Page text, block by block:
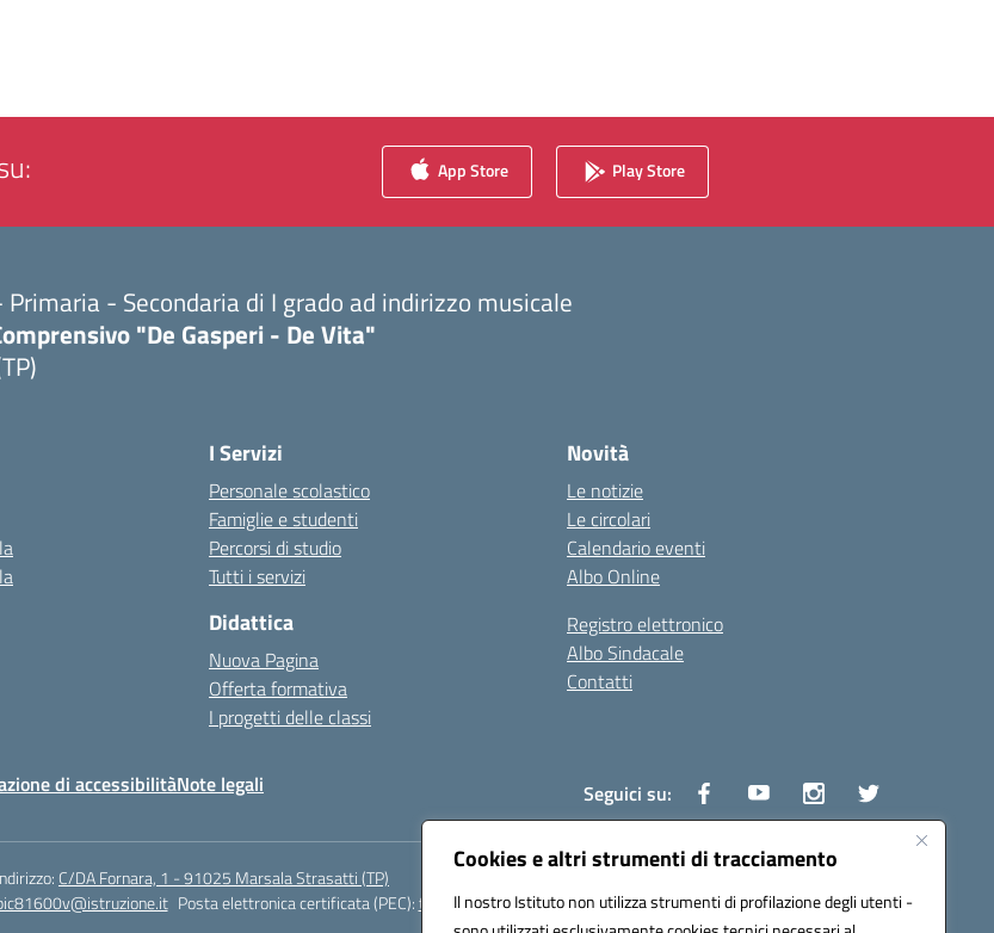
Cookies e altri strumenti di tracciamento
Il nostro Istituto non utilizza strumenti di profilazione degli utenti -
App Store Play Store
- Secondaria di I grado ad indirizzo musicale
"De Gasperi - De Vita"
I Servizi
Personale scolastico
Famiglie e studenti
Percorsi di studio
Tutti i servizi
Didattica
Nuova Pagina
Offerta formativa
I progetti delle classi
Novità
Le notizie
Le circolari
Calendario eventi
Albo Online
Registro elettronico
Albo Sindacale
Contatti
di accessibilitàNote legali Seguici su:
C/DA Fornara, 1 - 91025 Marsala Strasatti (TP)
Posta elettronica certificata (PEC):tpic81600v@pec.istruzione.it